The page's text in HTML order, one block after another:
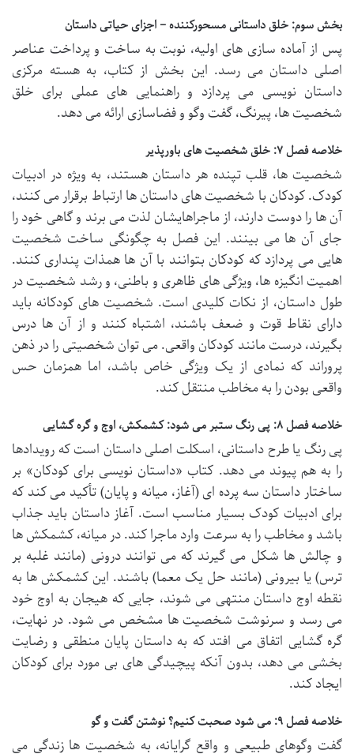
بخش سوم: خلق داستانی مسحورکننده – اجزای حیاتی داستان
پس از آماده سازی های اولیه، نوبت به ساخت و پرداخت عناصر
اصلی داستان می رسد. این بخش از کتاب، به هسته مرکزی
داستان نویسی می پردازد و راهنمایی های عملی برای خلق
شخصیت ها، پیرنگ، گفت وگو و فضاسازی ارائه می دهد.
خلاصه فصل ۷: خلق شخصیت های باورپذیر
شخصیت ها، قلب تپنده هر داستان هستند، به ویژه در ادبیات
کودک. کودکان با شخصیت های داستان ها ارتباط برقرار می کنند،
آن ها را دوست دارند، از ماجراهایشان لذت می برند و گاهی خود را
جای آن ها می بینند. این فصل به چگونگی ساخت شخصیت
هایی می پردازد که کودکان بتوانند با آن ها همذات پنداری کنند.
اهمیت انگیزه ها، ویژگی های ظاهری و باطنی، و رشد شخصیت در
طول داستان، از نکات کلیدی است. شخصیت های کودکانه باید
دارای نقاط قوت و ضعف باشند، اشتباه کنند و از آن ها درس
بگیرند، درست مانند کودکان واقعی. می توان شخصیتی را در ذهن
پروراند که نمادی از یک ویژگی خاص باشد، اما همزمان حس
واقعی بودن را به مخاطب منتقل کند.
خلاصه فصل ۸: پی رنگ ستبر می شود: کشمکش، اوج و گره گشایی
پی رنگ یا طرح داستانی، اسکلت اصلی داستان است که رویدادها
را به هم پیوند می دهد. کتاب «داستان نویسی برای کودکان» بر
ساختار داستان سه پرده ای (آغاز، میانه و پایان) تأکید می کند که
برای ادبیات کودک بسیار مناسب است. آغاز داستان باید جذاب
باشد و مخاطب را به سرعت وارد ماجرا کند. در میانه، کشمکش ها
و چالش ها شکل می گیرند که می توانند درونی (مانند غلبه بر
ترس) یا بیرونی (مانند حل یک معما) باشند. این کشمکش ها به
نقطه اوج داستان منتهی می شوند، جایی که هیجان به اوج خود
می رسد و سرنوشت شخصیت ها مشخص می شود. در نهایت،
گره گشایی اتفاق می افتد که به داستان پایان منطقی و رضایت
بخشی می دهد، بدون آنکه پیچیدگی های بی مورد برای کودکان
ایجاد کند.
خلاصه فصل ۹: می شود صحبت کنیم؟ نوشتن گفت و گو
گفت وگوهای طبیعی و واقع گرایانه، به شخصیت ها زندگی می